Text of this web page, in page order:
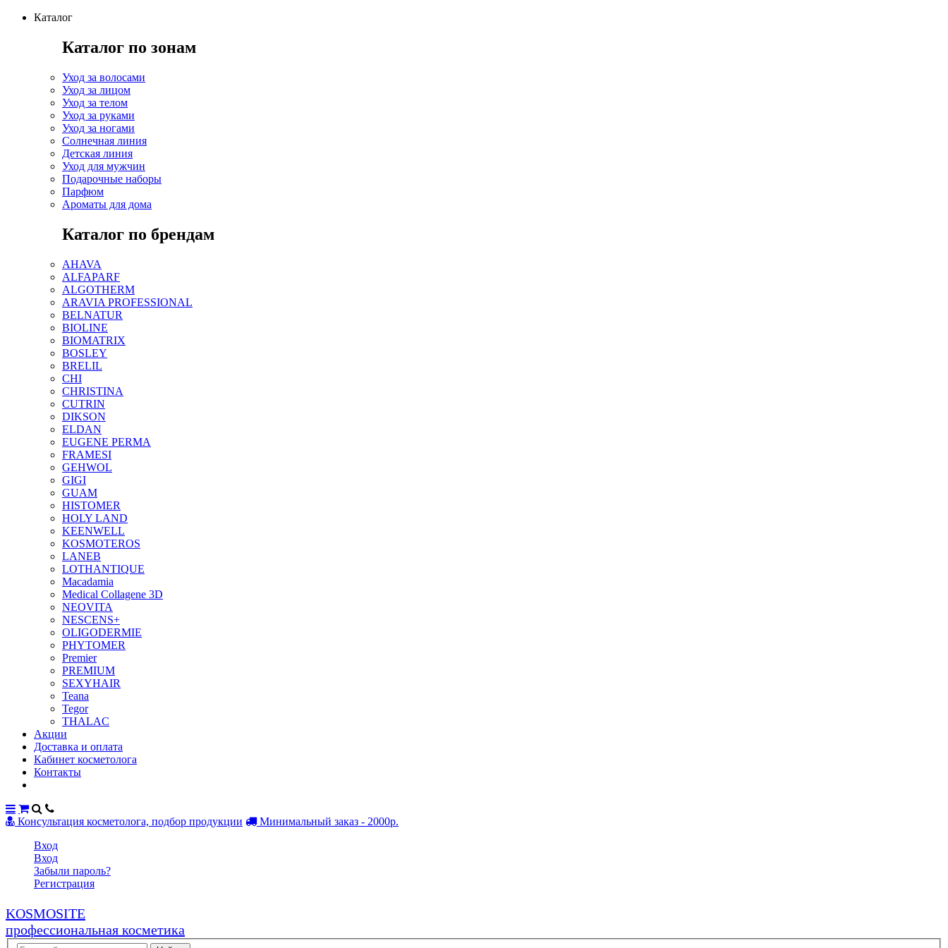
Каталог
Каталог по зонам
Уход за волосами
Уход за лицом
Уход за телом
Уход за руками
Уход за ногами
Солнечная линия
Детская линия
Уход для мужчин
Подарочные наборы
Парфюм
Ароматы для дома
Каталог по брендам
AHAVA
ALFAPARF
ALGOTHERM
ARAVIA PROFESSIONAL
BELNATUR
BIOLINE
BIOMATRIX
BOSLEY
BRELIL
CHI
CHRISTINA
CUTRIN
DIKSON
ELDAN
EUGENE PERMA
FRAMESI
GEHWOL
GIGI
GUAM
HISTOMER
HOLY LAND
KEENWELL
KOSMOTEROS
LANEB
LOTHANTIQUE
Macadamia
Medical Collagene 3D
NEOVITA
NESCENS+
OLIGODERMIE
PHYTOMER
Premier
PREMIUM
SEXYHAIR
Teana
Tegor
THALAC
Акции
Доставка и оплата
Кабинет косметолога
Контакты
Консультация косметолога, подбор продукции
Минимальный заказ - 2000р.
Вход
Вход
Забыли пароль?
Регистрация
KOSMOSITE
профессиональная косметика